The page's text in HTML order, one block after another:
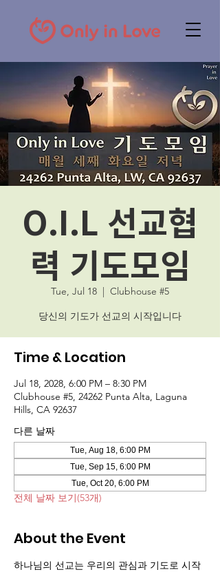
O.I.L 선교협
력 기도모임
Tue, Jul 18
  |
Clubhouse #5
당신의 기도가 선교의 시작입니다
Time & Location
Jul 18, 2028, 6:00 PM – 8:30 PM
Clubhouse #5, 24262 Punta Alta, Laguna
Hills, CA 92637
다른 날짜
Tue, Aug 18, 6:00 PM
Tue, Sep 15, 6:00 PM
Tue, Oct 20, 6:00 PM
전체 날짜 보기(53개)
About the Event
하나님의 선교는 우리의 관심과 기도로 시작